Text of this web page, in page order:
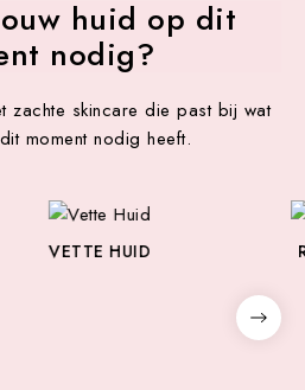
huid op dit
nodig?
zachte skincare die past bij wat
moment nodig heeft.
RIJPE HUID